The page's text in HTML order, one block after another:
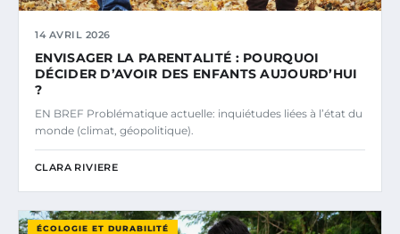
14 AVRIL 2026
ENVISAGER LA PARENTALITÉ : POURQUOI
DÉCIDER D’AVOIR DES ENFANTS AUJOURD’HUI
?
EN BREF Problématique actuelle: inquiétudes liées à l’état du
monde (climat, géopolitique).
CLARA RIVIERE
ÉCOLOGIE ET DURABILITÉ